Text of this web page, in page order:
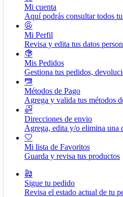
Mi cuenta
Aquí podrás consultar todos
Mi Perfil
Revisa y edita tus datos
Mis Pedidos
Gestiona tus pedidos,
Métodos de Pago
Agrega y valida tus métodos
Direcciones de envio
Agrega, edita y/o elimina una
Mi lista de Favoritos
Guarda y revisa tus productos
Sigue tu pedido
Revisa el estado actual de tu